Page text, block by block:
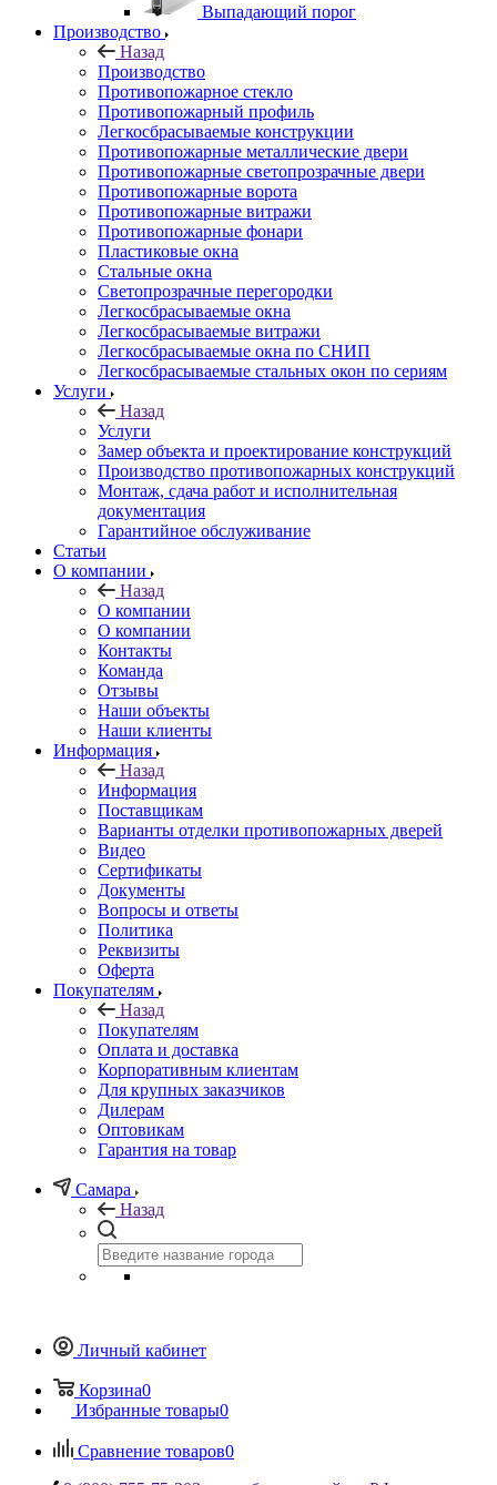
Выпадающий порог
Производство
Назад
Производство
Противопожарное стекло
Противопожарный профиль
Легкосбрасываемые конструкции
Противопожарные металлические двери
Противопожарные светопрозрачные двери
Противопожарные ворота
Противопожарные витражи
Противопожарные фонари
Пластиковые окна
Стальные окна
Светопрозрачные перегородки
Легкосбрасываемые окна
Легкосбрасываемые витражи
Легкосбрасываемые окна по СНИП
Легкосбрасываемые стальных окон по сериям
Услуги
Назад
Услуги
Замер объекта и проектирование конструкций
Производство противопожарных конструкций
Монтаж, сдача работ и исполнительная
документация
Гарантийное обслуживание
Статьи
О компании
Назад
О компании
О компании
Контакты
Команда
Отзывы
Наши объекты
Наши клиенты
Информация
Назад
Информация
Поставщикам
Варианты отделки противопожарных дверей
Видео
Сертификаты
Документы
Вопросы и ответы
Политика
Реквизиты
Оферта
Покупателям
Назад
Покупателям
Оплата и доставка
Корпоративным клиентам
Для крупных заказчиков
Дилерам
Оптовикам
Гарантия на товар
Самара
Назад
Личный кабинет
Корзина0
Избранные товары0
Сравнение товаров0